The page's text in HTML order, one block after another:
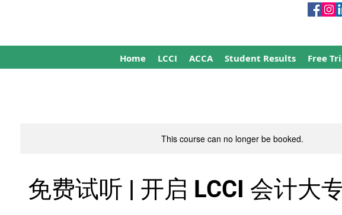
Home LCCI ACCA Student Results Free
This course can no longer be booked.
免费试听 | 开启 LCCI 会计大